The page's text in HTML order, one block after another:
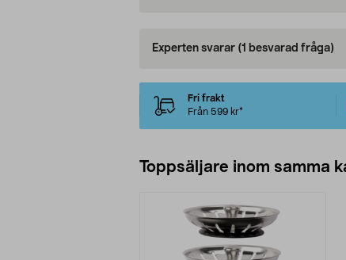
Experten svarar (1 besvarad fråga)
Fri frakt
Från 599 kr*
Toppsäljare inom samma